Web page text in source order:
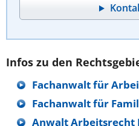
Infos zu den
Fachanwalt für
Fachanwalt für
Anwalt Arbeitsrecht